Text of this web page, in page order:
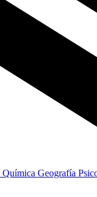
Química Geografía